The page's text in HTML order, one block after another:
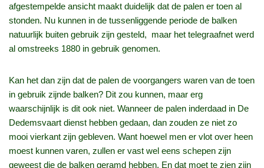
afgestempelde ansicht maakt duidelijk dat de palen er toen al
stonden. Nu kunnen in de tussenliggende periode de balken
natuurlijk buiten gebruik zijn gesteld, maar het telegraafnet werd
al omstreeks 1880 in gebruik genomen.
Kan het dan zijn dat de palen de voorgangers waren van de toen
in gebruik zijnde balken? Dit zou kunnen, maar erg
waarschijnlijk is dit ook niet. Wanneer de palen inderdaad in De
Dedemsvaart dienst hebben gedaan, dan zouden ze niet zo
mooi vierkant zijn gebleven. Want hoewel men er vlot over heen
moest kunnen varen, zullen er vast wel eens schepen zijn
geweest die de balken geramd hebben. En dat moet te zien zijn